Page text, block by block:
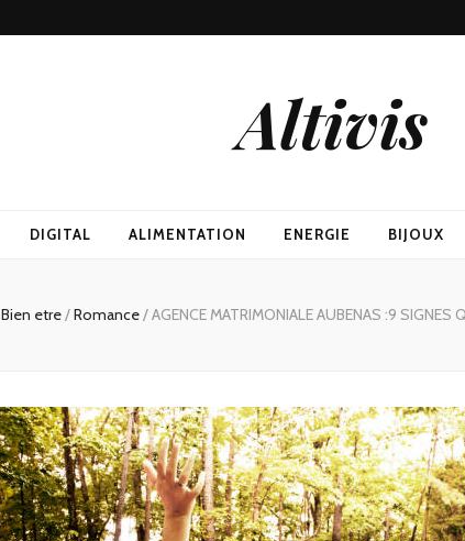
Altivis
DIGITAL ALIMENTATION ENERGIE BIJOUX
Bien etre/Romance/AGENCE MATRIMONIALE AUBENAS :9 SIGNES